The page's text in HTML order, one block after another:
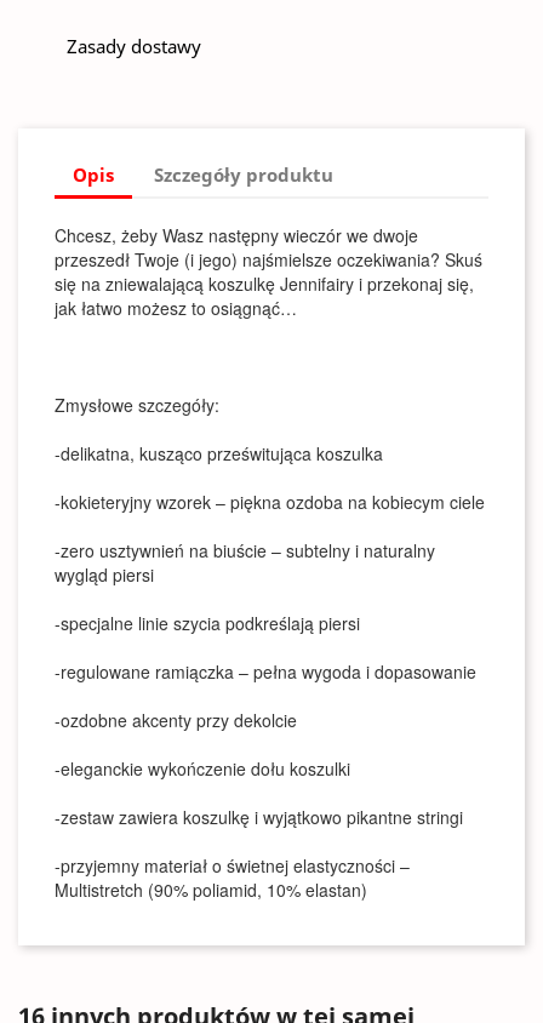
Zasady dostawy
Opis Szczegóły produktu
Chcesz, żeby Wasz następny wieczór we dwoje
przeszedł Twoje (i jego) najśmielsze oczekiwania? Skuś
się na zniewalającą koszulkę Jennifairy i przekonaj się,
jak łatwo możesz to osiągnąć…
Zmysłowe szczegóły:
-delikatna, kusząco prześwitująca koszulka
-kokieteryjny wzorek – piękna ozdoba na kobiecym ciele
-zero usztywnień na biuście – subtelny i naturalny
wygląd piersi
-specjalne linie szycia podkreślają piersi
-regulowane ramiączka – pełna wygoda i dopasowanie
-ozdobne akcenty przy dekolcie
-eleganckie wykończenie dołu koszulki
-zestaw zawiera koszulkę i wyjątkowo pikantne stringi
-przyjemny materiał o świetnej elastyczności –
Multistretch (90% poliamid, 10% elastan)
16 innych produktów w tej samej